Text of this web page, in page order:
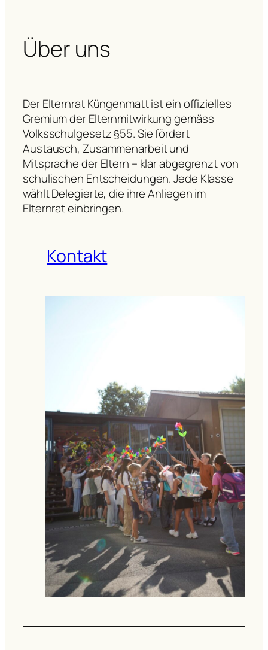
Über uns
Der Elternrat Küngenmatt ist ein offizielles
Gremium der Elternmitwirkung gemäss
Volksschulgesetz §55. Sie fördert
Austausch, Zusammenarbeit und
Mitsprache der Eltern – klar abgegrenzt von
schulischen Entscheidungen. Jede Klasse
wählt Delegierte, die ihre Anliegen im
Elternrat einbringen.
Kontakt